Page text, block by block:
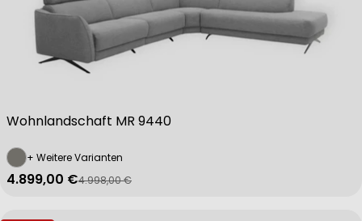
Wohnlandschaft MR 9440
+ Weitere Varianten
Verkaufspreis
4.899,00 €
Regulärer Preis4.998,00 €